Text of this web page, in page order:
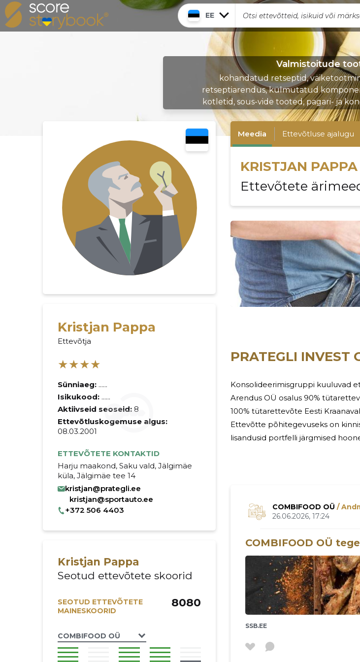
EE
Valmistoitude
kohandatud retseptid,
retseptiarendus, külmutatud
kotletid, sous-vide tooted, pagari- ja
Kristjan Pappa
Ettevõtja
★★★★
Sünniaeg: ......
Isikukood: ......
Aktiivseid seoseid: 8
Ettevõtluskogemuse algus:
08.03.2001
ETTEVÕTETE KONTAKTID
Harju maakond, Saku vald, Jälgimäe
küla, Jälgimäe tee 14
kristjan@prategli.ee
kristjan@sportauto.ee
+372 506 4403
Kristjan Pappa
Seotud ettevõtete skoorid
SEOTUD ETTEVÕTETE
MAINESKOORID
COMBIFOOD OÜ
8080
Meedia Ettevõtluse ajalugu
KRISTJAN PAPPA
Ettevõtete
PRATEGLI
Konsolideerimisgruppi kuuluvad
Arendus OÜ osalus 90%
100% tütarettevõte Eesti Kraanavabrik OÜ osalus 90% Prategli
Ettevõtte põhitegevuseks on
lisandusid portfelli järgmised
COMBIFOOD OÜ /
26.06.2026, 17:24
COMBIFOOD OÜ
SSB.EE
Sinu kommentaar